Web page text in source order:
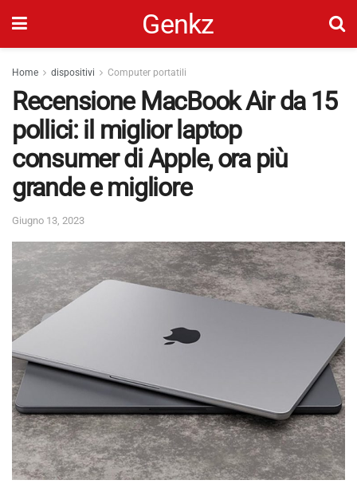
Genkz
Home dispositivi Computer portatili
Recensione MacBook Air da 15
pollici: il miglior laptop
consumer di Apple, ora più
grande e migliore
Giugno 13, 2023